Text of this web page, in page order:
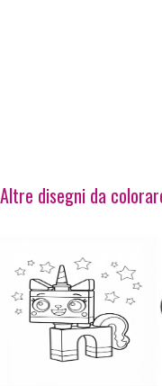
Altre disegni da